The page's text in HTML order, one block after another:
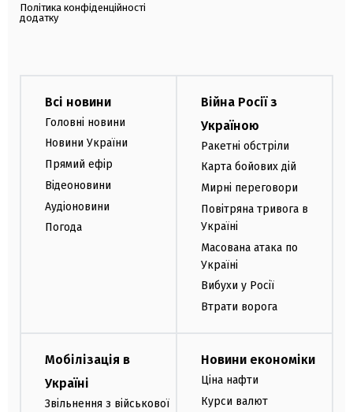
Політика конфіденційності
додатку
Всі новини
Головні новини
Новини України
Прямий ефір
Відеоновини
Аудіоновини
Погода
Війна Росії з
Україною
Ракетні обстріли
Карта бойових дій
Мирні переговори
Повітряна тривога в
Україні
Масована атака по
Україні
Вибухи у Росії
Втрати ворога
Мобілізація в
Україні
Звільнення з військової
Новини економіки
Ціна нафти
Курси валют